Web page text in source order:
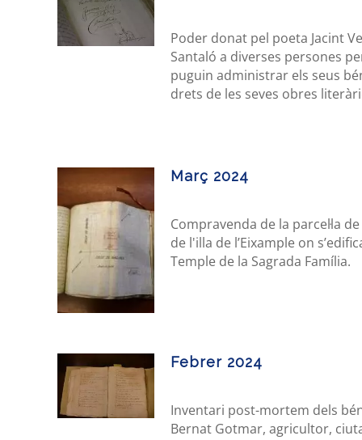
Poder donat pel poeta Jacint
Santaló a diverses persones
puguin administrar els seus
drets de les seves obres
Març 2024
Compravenda de la parcel·la
de l'illa de l’Eixample on
Temple de la Sagrada Família.
Febrer 2024
Inventari post-mortem dels
Bernat Gotmar, agricultor,